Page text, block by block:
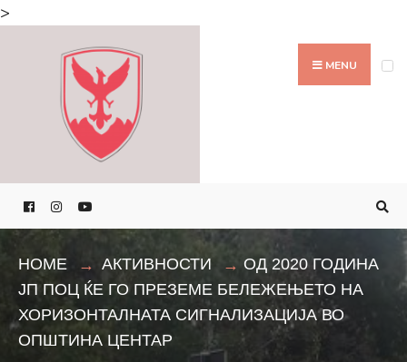
>
MENU
HOME АКТИВНОСТИ
ОД 2020 ГОДИНА
ЈП ПОЦ ЌЕ ГО ПРЕЗЕМЕ БЕЛЕЖЕЊЕТО НА
ХОРИЗОНТАЛНАТА СИГНАЛИЗАЦИЈА ВО
ОПШТИНА ЦЕНТАР